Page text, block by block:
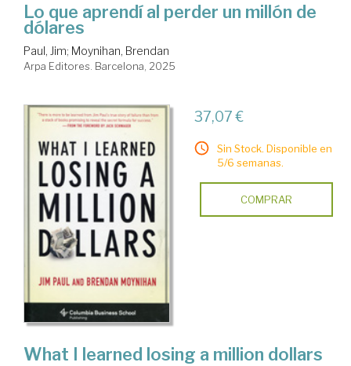
Lo que aprendí al perder un millón de
dólares
Paul, Jim; Moynihan, Brendan
Arpa Editores. Barcelona, 2025
37,07 €
Sin Stock. Disponible en
5/6 semanas.
COMPRAR
What I learned losing a million dollars